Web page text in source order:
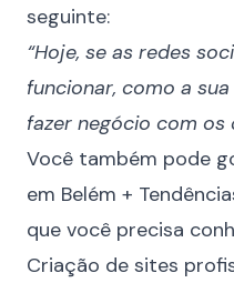
seguinte:
“Hoje, se as redes
funcionar, como a
fazer negócio com os
Você também pode
em Belém +
que você precisa
Criação de sites